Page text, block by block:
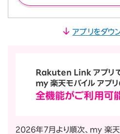
アプリをダウ
Rakuten Link アプリ
my 楽天モバイル アプリ
全機能がご利用可能
2026年7月より順次、my 楽